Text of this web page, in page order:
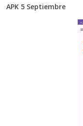
APK 5 Septiembre